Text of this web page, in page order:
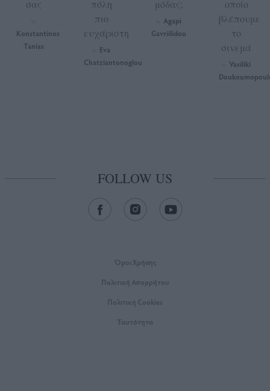
σας
Konstantinos
Tanias
πόλη
πιο
ευχάριστη
Eva
Chatziantonoglou
μόδας;
Agapi
Gavriilidou
οποίο
βλέπουμε
το
σινεμά
Vasiliki
FOLLOW US
Όροι Xρήσης
Πολιτική Απορρήτου
Πολιτική Cookies
Ταυτότητα